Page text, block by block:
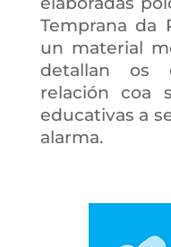
Temprana da
un material
detallan os
relación coa
educativas a
alarma.